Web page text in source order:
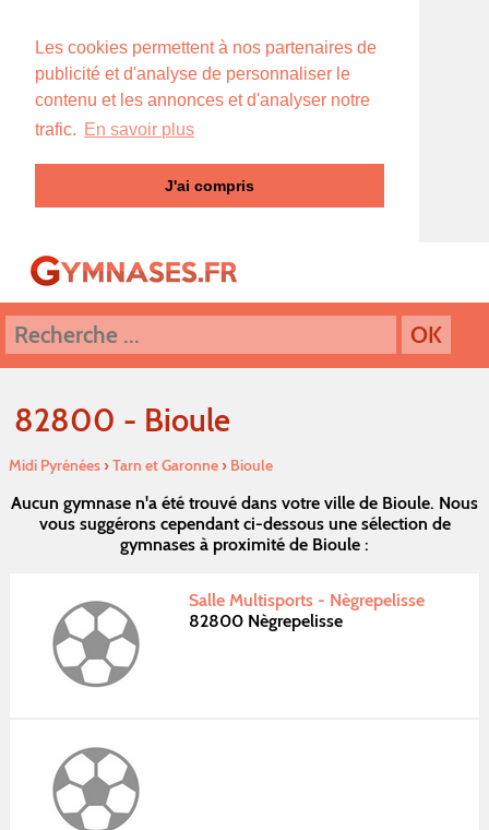
Les cookies permettent à nos partenaires de
publicité et d'analyse de personnaliser le
contenu et les annonces et d'analyser notre
trafic. En savoir plus
J'ai compris
82800 - Bioule
Midi Pyrénées›Tarn et Garonne› Bioule
Aucun gymnase n'a été trouvé dans votre ville de Bioule. Nous
vous suggérons cependant ci-dessous une sélection de
gymnases à proximité de Bioule :
Salle Multisports - Nègrepelisse
82800 Nègrepelisse